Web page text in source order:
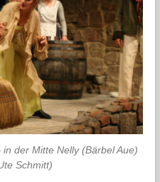
der Mitte Nelly (Bärbel Aue)
Schmitt)